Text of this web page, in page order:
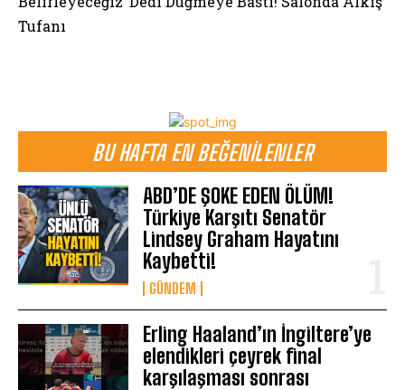
BU HAFTA EN BEĞENILENLER
ABD’DE ŞOKE EDEN ÖLÜM!
Türkiye Karşıtı Senatör
Lindsey Graham Hayatını
Kaybetti!
GÜNDEM
Erling Haaland’ın İngiltere’ye
elendikleri çeyrek final
karşılaşması sonrası
Tufanı